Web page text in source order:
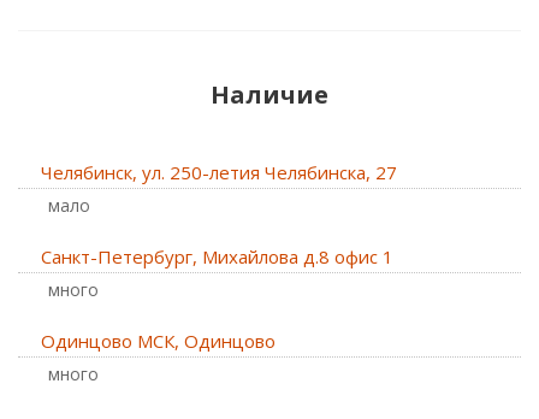
Наличие
Челябинск, ул. 250-летия Челябинска, 27
Мало
Санкт-Петербург, Михайлова д.8 офис 1
Много
Одинцово МСК, Одинцово
Много